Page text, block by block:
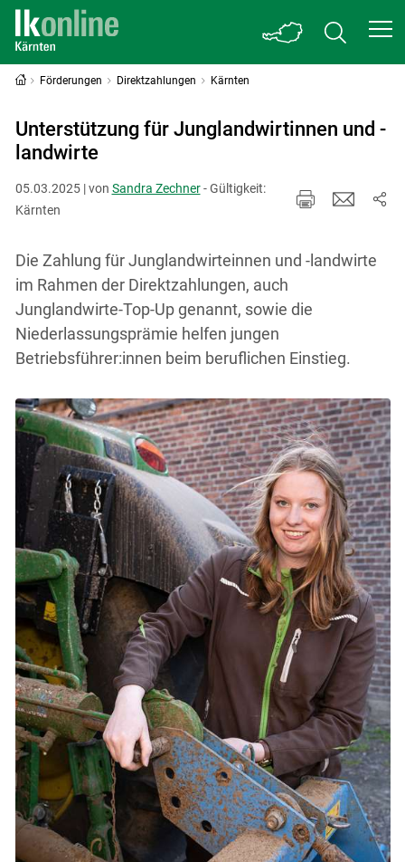
Förderungen Direktzahlungen Kärnten
Unterstützung für Junglandwirtinnen und -
landwirte
05.03.2025 | von Sandra Zechner- Gültigkeit:
Kärnten
Die Zahlung für Junglandwirteinnen und -landwirte
im Rahmen der Direktzahlungen, auch
Junglandwirte-Top-Up genannt, sowie die
Niederlassungsprämie helfen jungen
Betriebsführer:innen beim beruflichen Einstieg.